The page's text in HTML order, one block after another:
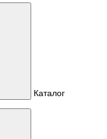
Каталог